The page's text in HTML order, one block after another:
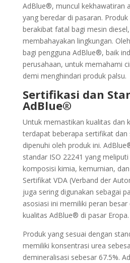
AdBlue®, muncul kekhawatiran
yang beredar di pasaran.
berakibat fatal bagi mesin
membahayakan lingkungan.
bagi pengguna AdBlue®, baik
perusahaan, untuk memahami
demi menghindari produk palsu.
Sertifikasi dan
AdBlue®
Untuk memastikan kualitas dan
terdapat beberapa sertifikat dan
dipenuhi oleh produk ini.
standar ISO 22241 yang
komposisi kimia, kemurnian,
Sertifikat VDA (Verband der
juga sering digunakan sebagai
asosiasi ini memiliki peran
kualitas AdBlue® di pasar Eropa.
Produk yang sesuai dengan
memiliki konsentrasi urea
demineralisasi sebesar 67.5%.